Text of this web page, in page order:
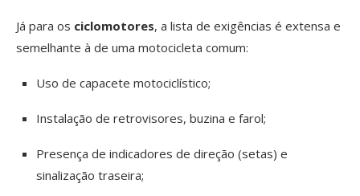
Já para os ciclomotores, a lista de exigências é extensa e
semelhante à de uma motocicleta comum:
Uso de capacete motociclístico;
Instalação de retrovisores, buzina e farol;
Presença de indicadores de direção (setas) e
sinalização traseira;